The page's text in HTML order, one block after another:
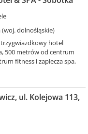
(woj. dolnośląskie)
hotel
500 metrów od centrum
fitness i zaplecza spa,
ul. Kolejowa 113,